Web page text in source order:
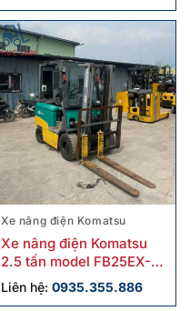
Xe nâng điện Komatsu
Xe nâng điện Komatsu
2.5 tấn model FB25EX-11
sx 2011
Liên hệ: 0935.355.886